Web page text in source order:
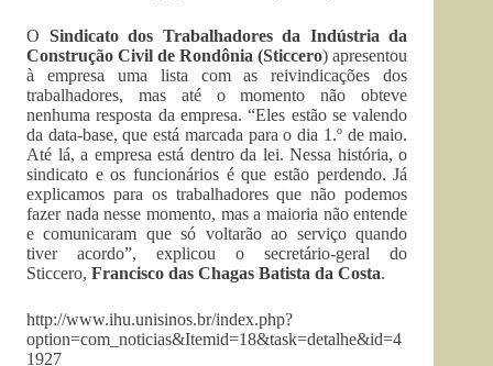
O Sindicato dos Trabalhadores da Indústria da
Construção Civil de Rondônia (Sticcero) apresentou
à empresa uma lista com as reivindicações dos
trabalhadores, mas até o momento não obteve
nenhuma resposta da empresa. “Eles estão se valendo
da data-base, que está marcada para o dia 1.º de maio.
Até lá, a empresa está dentro da lei. Nessa história, o
sindicato e os funcionários é que estão perdendo. Já
explicamos para os trabalhadores que não podemos
fazer nada nesse momento, mas a maioria não entende
e comunicaram que só voltarão ao serviço quando
tiver acordo”, explicou o secretário-geral do
Sticcero, Francisco das Chagas Batista da Costa.
http://www.ihu.unisinos.br/index.php?
option=com_noticias&Itemid=18&task=detalhe&id=4
1927